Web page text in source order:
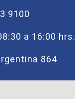
9100
a 16:00 hrs.
864